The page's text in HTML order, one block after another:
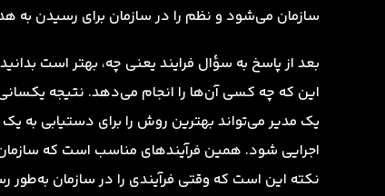
سازمان می‌شود و نظم را در سازمان برای رسیدن به
بعد از پاسخ به سؤال فرایند یعنی چه، بهتر است
این که چه کسی آن‌ها را انجام می‌دهد. نتیجه یکسانی
یک مدیر می‌تواند بهترین روش را برای دستیابی به
اجرایی شود. همین فرآیندهای مناسب است که سازمان
نکته این است که وقتی فرآیندی را در سازمان